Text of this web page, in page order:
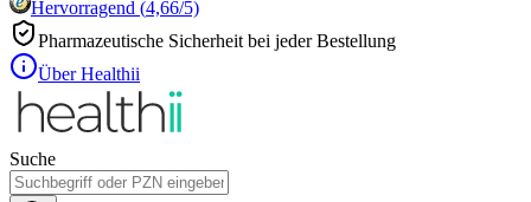
Hervorragend (4,66/5)
Pharmazeutische Sicherheit bei jeder Bestellung
Über Healthii
Suche